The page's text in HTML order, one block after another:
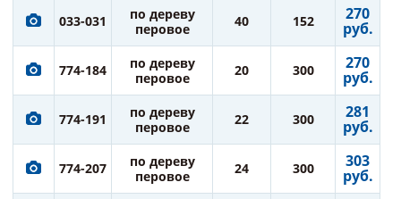
033-031
по дереву
перовое
40 152 270
руб.
774-184
по дереву
перовое
20 300 270
руб.
774-191
по дереву
перовое
22 300 281
руб.
774-207
по дереву
перовое
24 300 303
руб.